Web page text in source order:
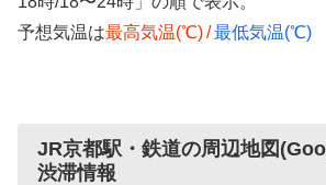
予想気温は最高気温(℃)/最低気温(℃)
JR京都駅・鉄道の周辺地図
渋滞情報